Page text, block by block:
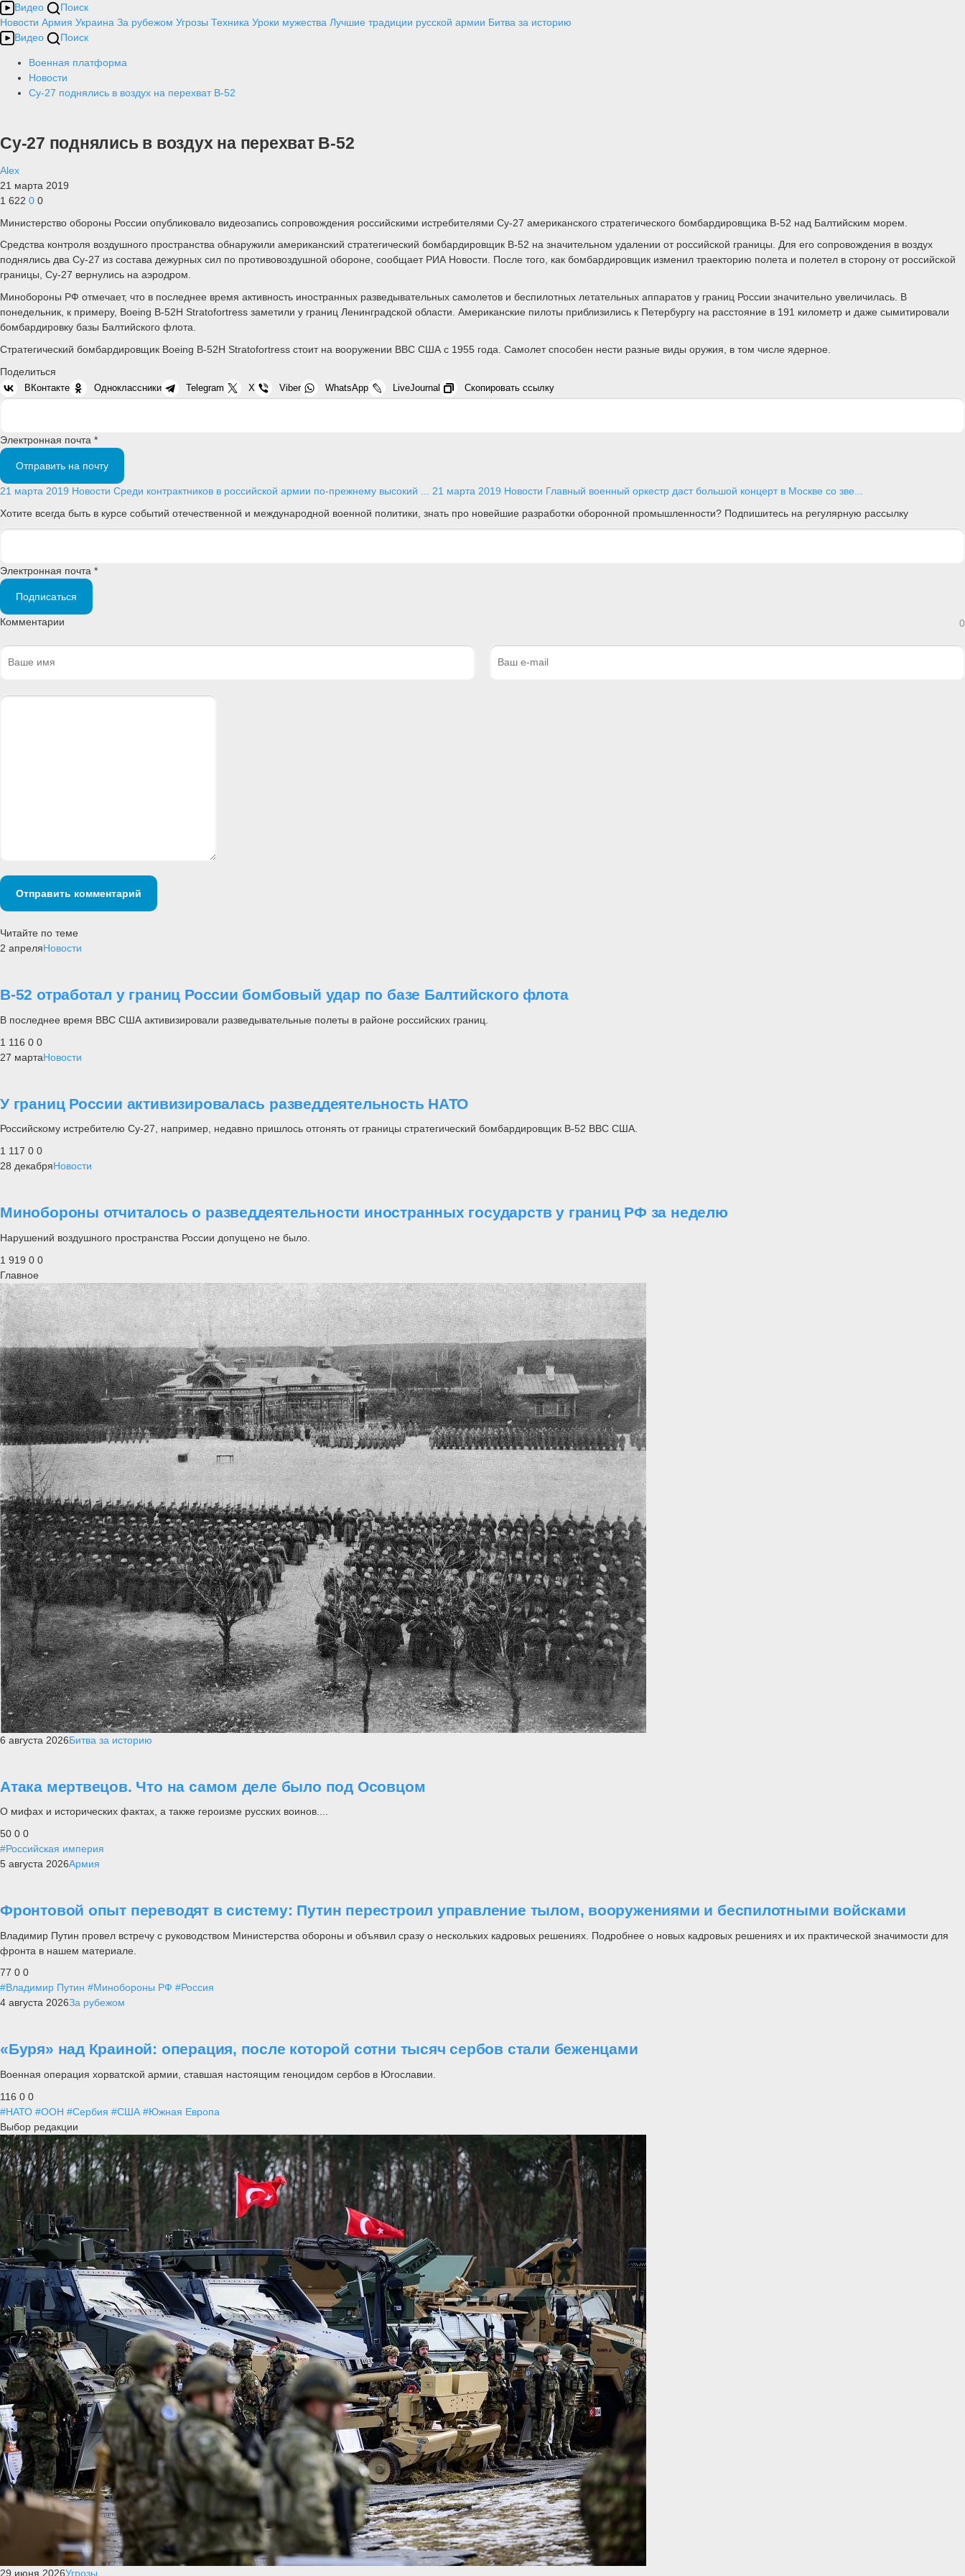
Видео
Поиск
Новости Армия Украина За рубежом Угрозы Техника Уроки мужества Лучшие традиции русской армии Битва за историю
Видео
Поиск
Военная платформа
Новости
Су-27 поднялись в воздух на перехват В-52
Су-27 поднялись в воздух на перехват В-52
Alex
21 марта 2019
1 622 0 0
Министерство обороны России опубликовало видеозапись сопровождения российскими истребителями Су-27 американского стратегического бомбардировщика B-52 над Балтийским морем.
Средства контроля воздушного пространства обнаружили американский стратегический бомбардировщик B-52 на значительном удалении от российской границы. Для его сопровождения в воздух
поднялись два Су-27 из состава дежурных сил по противовоздушной обороне, сообщает РИА Новости. После того, как бомбардировщик изменил траекторию полета и полетел в сторону от российской
границы, Су-27 вернулись на аэродром.
Минобороны РФ отмечает, что в последнее время активность иностранных разведывательных самолетов и беспилотных летательных аппаратов у границ России значительно увеличилась. В
понедельник, к примеру, Boeing B-52H Stratofortress заметили у границ Ленинградской области. Американские пилоты приблизились к Петербургу на расстояние в 191 километр и даже сымитировали
бомбардировку базы Балтийского флота.
Стратегический бомбардировщик Boeing B-52H Stratofortress стоит на вооружении ВВС США с 1955 года. Самолет способен нести разные виды оружия, в том числе ядерное.
Поделиться
ВКонтакте Одноклассники Telegram X Viber WhatsApp LiveJournal Скопировать ссылку
Электронная почта *
Отправить на почту
21 марта 2019 Новости Среди контрактников в российской армии по-прежнему высокий ... 21 марта 2019 Новости Главный военный оркестр даст большой концерт в Москве со зве...
Хотите всегда быть в курсе событий отечественной и международной военной политики, знать про новейшие разработки оборонной промышленности? Подпишитесь на регулярную рассылку
Электронная почта *
Подписаться
Комментарии 0
Отправить комментарий
Читайте по теме
2 апреляНовости
В-52 отработал у границ России бомбовый удар по базе Балтийского флота
В последнее время ВВС США активизировали разведывательные полеты в районе российских границ.
1 116 0 0
27 мартаНовости
У границ России активизировалась разведдеятельность НАТО
Российскому истребителю Су-27, например, недавно пришлось отгонять от границы стратегический бомбардировщик B-52 ВВС США.
1 117 0 0
28 декабряНовости
Минобороны отчиталось о разведдеятельности иностранных государств у границ РФ за неделю
Нарушений воздушного пространства России допущено не было.
1 919 0 0
Главное
6 августа 2026Битва за историю
Атака мертвецов. Что на самом деле было под Осовцом
О мифах и исторических фактах, а также героизме русских воинов....
50 0 0
#Российская империя
5 августа 2026Армия
Фронтовой опыт переводят в систему: Путин перестроил управление тылом, вооружениями и беспилотными войсками
Владимир Путин провел встречу с руководством Министерства обороны и объявил сразу о нескольких кадровых решениях. Подробнее о новых кадровых решениях и их практической значимости для
фронта в нашем материале.
77 0 0
#Владимир Путин #Минобороны РФ #Россия
4 августа 2026За рубежом
«Буря» над Краиной: операция, после которой сотни тысяч сербов стали беженцами
Военная операция хорватской армии, ставшая настоящим геноцидом сербов в Югославии.
116 0 0
#НАТО #ООН #Сербия #США #Южная Европа
Выбор редакции
29 июня 2026Угрозы